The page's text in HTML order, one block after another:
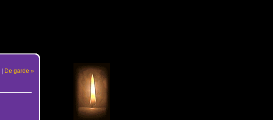
| De garde »